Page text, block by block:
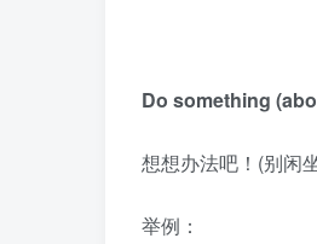
Do something
想想办法吧！(别闲
举例：